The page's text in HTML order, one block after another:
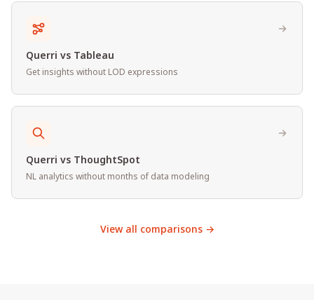
Querri vs Tableau
Get insights without LOD expressions
Querri vs ThoughtSpot
NL analytics without months of data modeling
View all comparisons →